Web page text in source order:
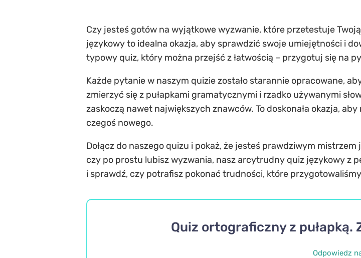
Czy jesteś gotów na wyjątkowe wyzwanie, które przetestuje
językowy to idealna okazja, aby sprawdzić swoje umiejętności i
typowy quiz, który można przejść z łatwością – przygotuj się na
Każde pytanie w naszym quizie zostało starannie opracowane,
zmierzyć się z pułapkami gramatycznymi i rzadko używanymi
zaskoczą nawet największych znawców. To doskonała okazja,
czegoś nowego.
Dołącz do naszego quizu i pokaż, że jesteś prawdziwym
czy po prostu lubisz wyzwania, nasz arcytrudny quiz językowy z
i sprawdź, czy potrafisz pokonać trudności, które
Quiz ortograficzny z
Odpowiedz